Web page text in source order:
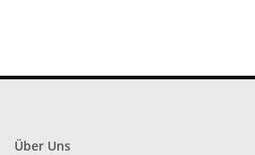
Über Uns